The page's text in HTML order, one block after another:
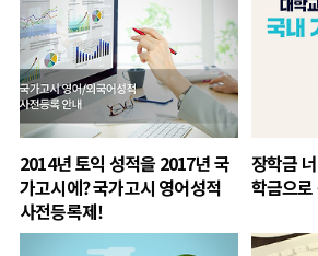
2014년 토익 성적을 2017년 국
가고시에? 국가고시 영어성적
사전등록제!
장학금
학금으